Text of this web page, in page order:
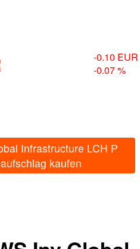
-0.10 EUR
-0.07 %
Infrastructure LCH P
kaufen